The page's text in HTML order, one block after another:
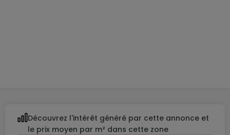
Découvrez l'intérêt généré par cette annonce et
le prix moyen par m² dans cette zone